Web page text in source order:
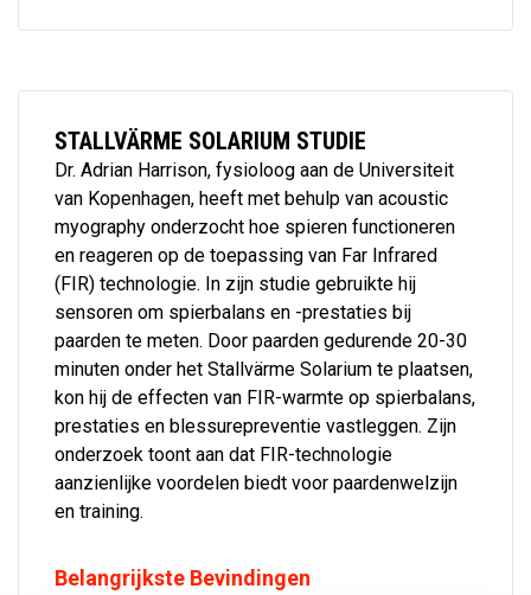
STALLVÄRME SOLARIUM STUDIE
Dr. Adrian Harrison, fysioloog aan de Universiteit
van Kopenhagen, heeft met behulp van acoustic
myography onderzocht hoe spieren functioneren
en reageren op de toepassing van Far Infrared
(FIR) technologie. In zijn studie gebruikte hij
sensoren om spierbalans en -prestaties bij
paarden te meten. Door paarden gedurende 20-30
minuten onder het Stallvärme Solarium te plaatsen,
kon hij de effecten van FIR-warmte op spierbalans,
prestaties en blessurepreventie vastleggen. Zijn
onderzoek toont aan dat FIR-technologie
aanzienlijke voordelen biedt voor paardenwelzijn
en training.
Belangrijkste Bevindingen